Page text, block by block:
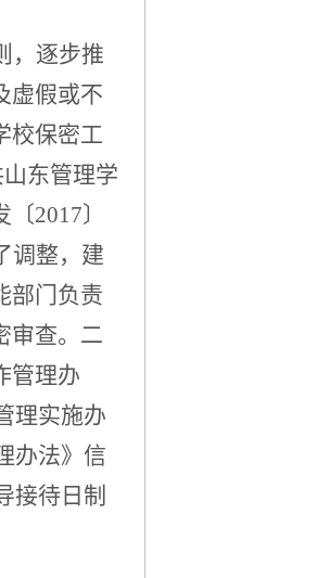
，逐步推
虚假或不
校保密工
东管理学
2017〕
调整，建
部门负责
审查。二
管理办
理实施办
办法》信
接待日制